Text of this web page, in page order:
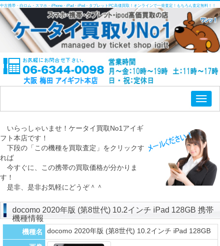
中古携帯・白ロム・スマホ・iPhone・iPad・iPod・タブレットPC高価買取！オンラインで一発査定！もちろん査定無料！！
いらっしゃいませ！ケータイ買取No1アイギ
フト本店です！
下段の「この機種を買取査定」をクリックす
れば
今すぐに、この携帯の買取価格が分かりま
す！
是非、是非お気軽にどうぞ＾＾
docomo 2020年版 (第8世代) 10.2インチ iPad 128GB 携帯
機種情報
機種名 docomo 2020年版 (第8世代) 10.2インチ iPad 128GB